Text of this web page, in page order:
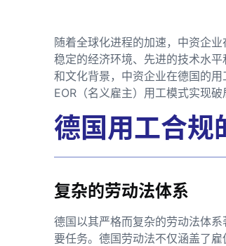
随着全球化进程的加速，中资企
稳定的经济环境、先进的技术水
和文化背景，中资企业在德国的
EOR（名义雇主）用工模式实现破
德国用工合规
复杂的劳动法体系
德国以其严格而复杂的劳动法体
要任务。德国劳动法不仅涵盖了